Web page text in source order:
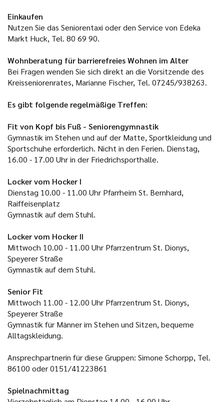
Einkaufen
Nutzen Sie das Seniorentaxi oder den Service von Edeka
Markt Huck, Tel. 80 69 90.
Wohnberatung für barrierefreies Wohnen im Alter
Bei Fragen wenden Sie sich direkt an die Vorsitzende des
Kreisseniorenrates, Marianne Fischer, Tel. 07245/938263.
Es gibt folgende regelmäßige Treffen:
Fit von Kopf bis Fuß - Seniorengymnastik
Gymnastik im Stehen und auf der Matte, Sportkleidung und
Sportschuhe erforderlich. Nicht in den Ferien. Dienstag,
16.00 - 17.00 Uhr in der Friedrichsporthalle.
Locker vom Hocker I
Dienstag 10.00 - 11.00 Uhr Pfarrheim St. Bernhard,
Raiffeisenplatz
Gymnastik auf dem Stuhl.
Locker vom Hocker II
Mittwoch 10.00 - 11.00 Uhr Pfarrzentrum St. Dionys,
Speyerer Straße
Gymnastik auf dem Stuhl.
Senior Fit
Mittwoch 11.00 - 12.00 Uhr Pfarrzentrum St. Dionys,
Speyerer Straße
Gymnastik für Männer im Stehen und Sitzen, bequeme
Alltagskleidung.
Ansprechpartnerin für diese Gruppen: Simone Schorpp, Tel.
86100 oder 0151/41223861
Spielnachmittag